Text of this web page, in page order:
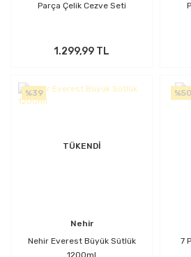
Parça Çelik Cezve Seti
1.299,99 TL
%39
TÜKENDİ
Nehir
Nehir Everest Büyük Sütlük
1200ml
%50
7